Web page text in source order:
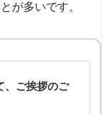
が多いです。
、ご挨拶のご